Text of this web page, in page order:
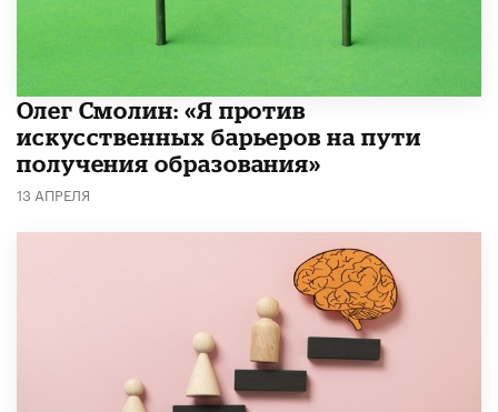
Олег Смолин: «Я против
искусственных барьеров на пути
получения образования»
13 АПРЕЛЯ